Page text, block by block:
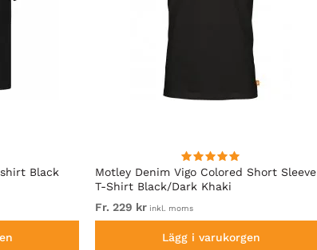
Black
Motley Denim Vigo Colored Short Sleeve
T-Shirt Black/Dark Khaki
Fr. 229 kr inkl. moms
Lägg i varukorgen